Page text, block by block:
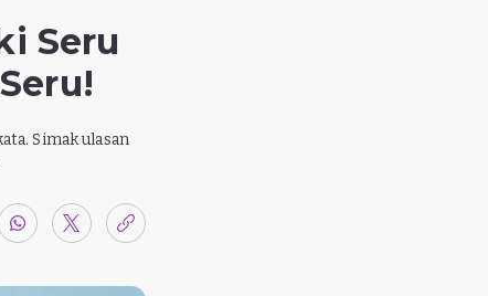
Seru
Simak ulasan